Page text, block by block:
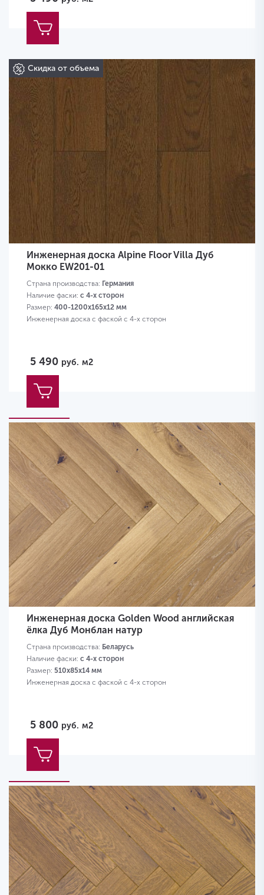
Скидка от объема
Инженерная доска Alpine Floor Villa Дуб
Мокко EW201-01
Страна производства: Германия
Наличие фаски: с 4-х сторон
Размер: 400-1200х165х12 мм
Инженерная доска с фаской с 4-х сторон
5 490 руб. м2
Инженерная доска Golden Wood английская
ёлка Дуб Монблан натур
Страна производства: Беларусь
Наличие фаски: с 4-х сторон
Размер: 510х85х14 мм
Инженерная доска с фаской с 4-х сторон
5 800 руб. м2